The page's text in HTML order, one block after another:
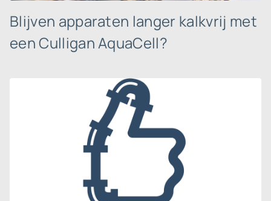
Blijven apparaten langer kalkvrij met
een Culligan AquaCell?